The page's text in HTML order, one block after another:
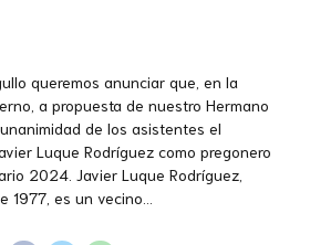
queremos anunciar que, en la
a propuesta de nuestro Hermano
de los asistentes el
Luque Rodríguez como pregonero
2024. Javier Luque Rodríguez,
es un vecino...